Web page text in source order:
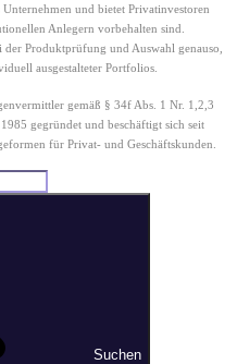
und bietet Privatinvestoren
Anlegern vorbehalten sind.
Produktprüfung und Auswahl genauso,
ausgestalteter Portfolios.
gemäß § 34f Abs. 1 Nr. 1,2,3
gegründet und beschäftigt sich seit
für Privat- und Geschäftskunden.
Suchen